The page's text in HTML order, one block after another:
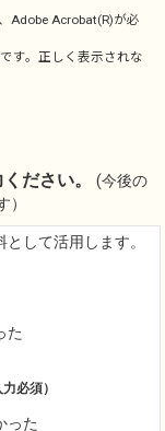
Adobe Acrobat(R)が必
す。正しく表示されな